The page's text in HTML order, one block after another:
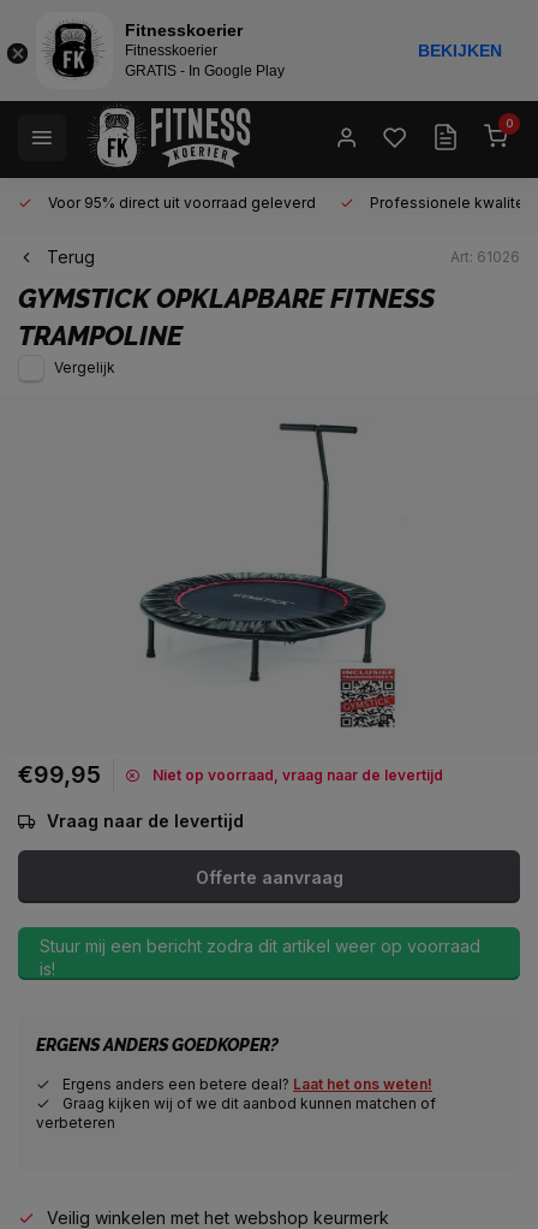
0
Voor 95% direct uit voorraad geleverd Professionele kwaliteit
Terug Art: 61026
GYMSTICKOPKLAPBARE FITNESS
TRAMPOLINE
Vergelijk
€99,95 Niet op voorraad, vraag naar de levertijd
Vraag naar de levertijd
Offerte aanvraag
Stuur mij een bericht zodra dit artikel weer op voorraad
is!
ERGENS ANDERS GOEDKOPER?
Ergens anders een betere deal? Laat het ons weten!
Graag kijken wij of we dit aanbod kunnen matchen of
verbeteren
Veilig winkelen met het webshop keurmerk
Fitnesskoerier
Fitnesskoerier
GRATIS - In Google Play
BEKIJKEN